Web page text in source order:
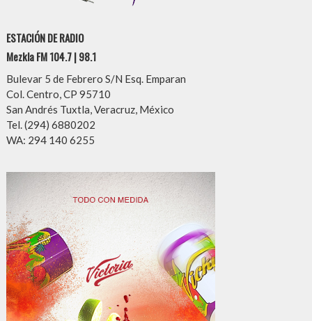
ESTACIÓN DE RADIO
Mezkla FM 104.7 | 98.1
Bulevar 5 de Febrero S/N Esq. Emparan
Col. Centro, CP 95710
San Andrés Tuxtla, Veracruz, México
Tel. (294) 6880202
WA: 294 140 6255